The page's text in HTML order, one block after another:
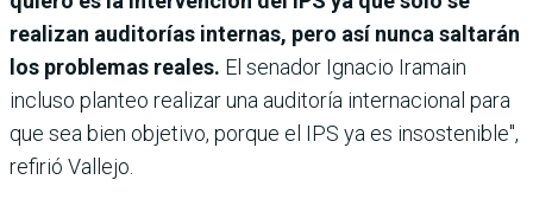
realizan auditorías internas, pero así nunca saltarán
los problemas reales. El senador Ignacio Iramain
incluso planteo realizar una auditoría internacional para
que sea bien objetivo, porque el IPS ya es insostenible",
refirió Vallejo.